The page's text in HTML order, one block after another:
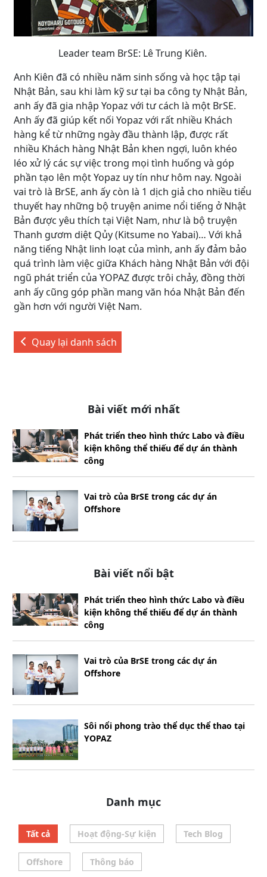
Bài viết mới nhất
Phát triển theo hình thức Labo và điều
kiện không thể thiếu để dự án thành
công
Vai trò của BrSE trong các dự án
Offshore
Bài viết nổi bật
Phát triển theo hình thức Labo và điều
kiện không thể thiếu để dự án thành
công
Vai trò của BrSE trong các dự án
Offshore
Sôi nổi phong trào thể dục thể thao tại
YOPAZ
Danh mục
Tất cả Hoạt động-Sự kiện Tech Blog
Offshore Thông báo
Leader team BrSE: Lê Trung Kiên.
Anh Kiên đã có nhiều năm sinh sống và học tập tại
Nhật Bản, sau khi làm kỹ sư tại ba công ty Nhật Bản,
anh ấy đã gia nhập Yopaz với tư cách là một BrSE.
Anh ấy đã giúp kết nối Yopaz với rất nhiều Khách
hàng kể từ những ngày đầu thành lập, được rất
nhiều Khách hàng Nhật Bản khen ngợi, luôn khéo
léo xử lý các sự việc trong mọi tình huống và góp
phần tạo lên một Yopaz uy tín như hôm nay. Ngoài
vai trò là BrSE, anh ấy còn là 1 dịch giả cho nhiều tiểu
thuyết hay những bộ truyện anime nổi tiếng ở Nhật
Bản được yêu thích tại Việt Nam, như là bộ truyện
Thanh gươm diệt Qủy (Kitsume no Yabai)… Với khả
năng tiếng Nhật linh loạt của mình, anh ấy đảm bảo
quá trình làm việc giữa Khách hàng Nhật Bản với đội
ngũ phát triển của YOPAZ được trôi chảy, đồng thời
anh ấy cũng góp phần mang văn hóa Nhật Bản đến
gần hơn với người Việt Nam.
Quay lại danh sách